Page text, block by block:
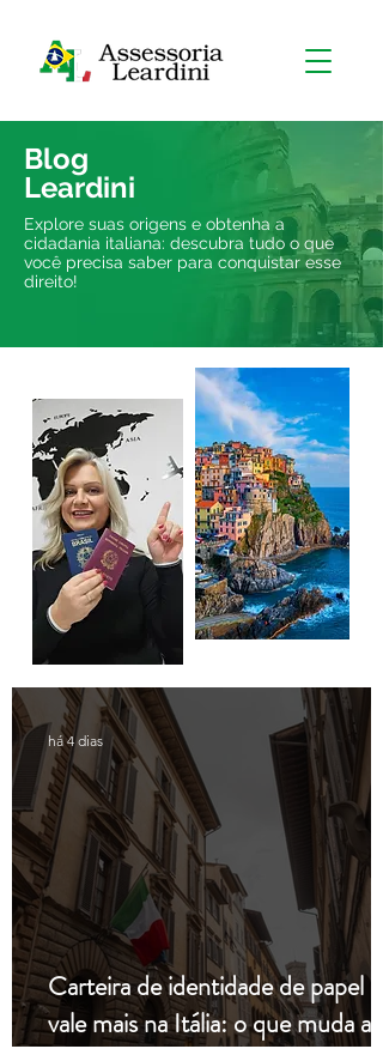
Blog
Leardini
Explore suas origens e obtenha a
cidadania italiana: descubra tudo o que
você precisa saber para conquistar esse
direito!
Carteira de identidade de papel
vale mais na Itália: o que muda a
há 4 dias